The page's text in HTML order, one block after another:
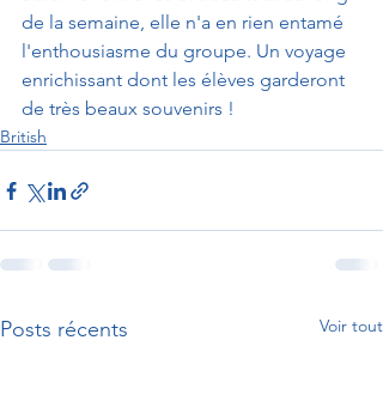
de la semaine, elle n'a en rien entamé
l'enthousiasme du groupe. Un voyage
enrichissant dont les élèves garderont
de très beaux souvenirs !
British
Posts récents Voir tout